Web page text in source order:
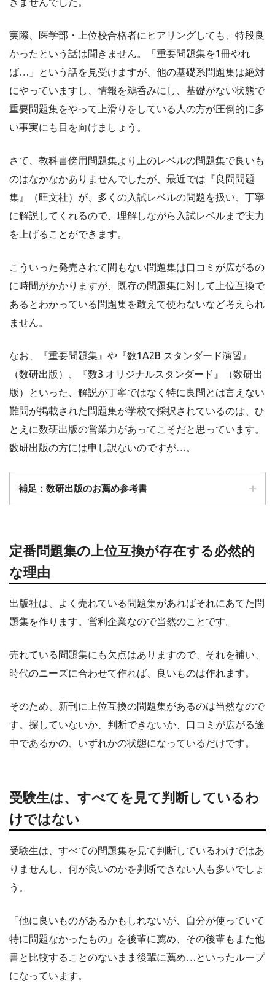
実際、医学部・上位校合格者にヒアリングしても、特段良
かったという話は聞きません。「重要問題集を1冊やれ
ば…」という話を見受けますが、他の基礎系問題集は絶対
にやっていますし、情報を鵜呑みにし、基礎がない状態で
重要問題集をやって上滑りをしている人の方が圧倒的に多
い事実にも目を向けましょう。
さて、教科書傍用問題集より上のレベルの問題集で良いも
のはなかなかありませんでしたが、最近では『良問問題
集』（旺文社）が、多くの入試レベルの問題を扱い、丁寧
に解説してくれるので、理解しながら入試レベルまで実力
を上げることができます。
こういった発売されて間もない問題集は口コミが広がるの
に時間がかかりますが、既存の問題集に対して上位互換で
あるとわかっている問題集を敢えて使わないなど考えられ
ません。
なお、『重要問題集』や『数1A2B スタンダード演習』
（数研出版）、『数3 オリジナルスタンダード』（数研出
版）といった、解説が丁寧ではなく特に良問とは言えない
難問が掲載された問題集が学校で採択されているのは、ひ
とえに数研出版の営業力があってこそだと思っています。
数研出版の方には申し訳ないのですが…。
補足：数研出版のお薦め参考書
定番問題集の上位互換が存在する必然的
な理由
出版社は、よく売れている問題集があればそれにあてた問
題集を作ります。営利企業なので当然のことです。
売れている問題集にも欠点はありますので、それを補い、
時代のニーズに合わせて作れば、良いものは作れます。
そのため、新刊に上位互換の問題集があるのは当然なので
す。探していないか、判断できないか、口コミが広がる途
中であるかの、いずれかの状態になっているだけです。
受験生は、すべてを見て判断しているわ
けではない
受験生は、すべての問題集を見て判断しているわけではあ
りませんし、何が良いのかを判断できない人も多いでしょ
う。
「他に良いものがあるかもしれないが、自分が使っていて
特に問題なかったもの」を後輩に薦め、その後輩もまた他
書と比較することのないまま後輩に薦め…といったループ
になっています。